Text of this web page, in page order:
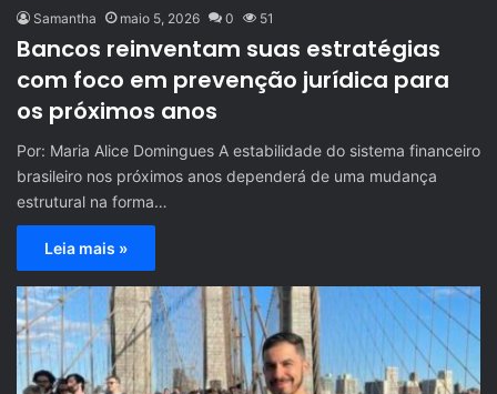
Samantha maio 5, 2026 0 51
Bancos reinventam suas estratégias
com foco em prevenção jurídica para
os próximos anos
Por: Maria Alice Domingues A estabilidade do sistema financeiro
brasileiro nos próximos anos dependerá de uma mudança
estrutural na forma…
Leia mais »